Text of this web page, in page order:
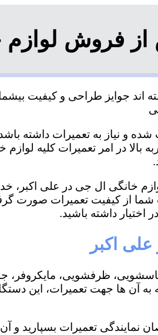
فروش لوازم
اند جوایز طراحی و کیفیت
و نیاز به تعمیرات داشته
بالا در امر تعمیرات کلیه
خانگی ال جی در علی اکبر،
از کیفیت تعمیرات صورت
اختیار داشته باشید.
اکبر
ظرفشویی، مایکروفر،
ها جهت تعمیرات، این
تعمیرات بسپارید و